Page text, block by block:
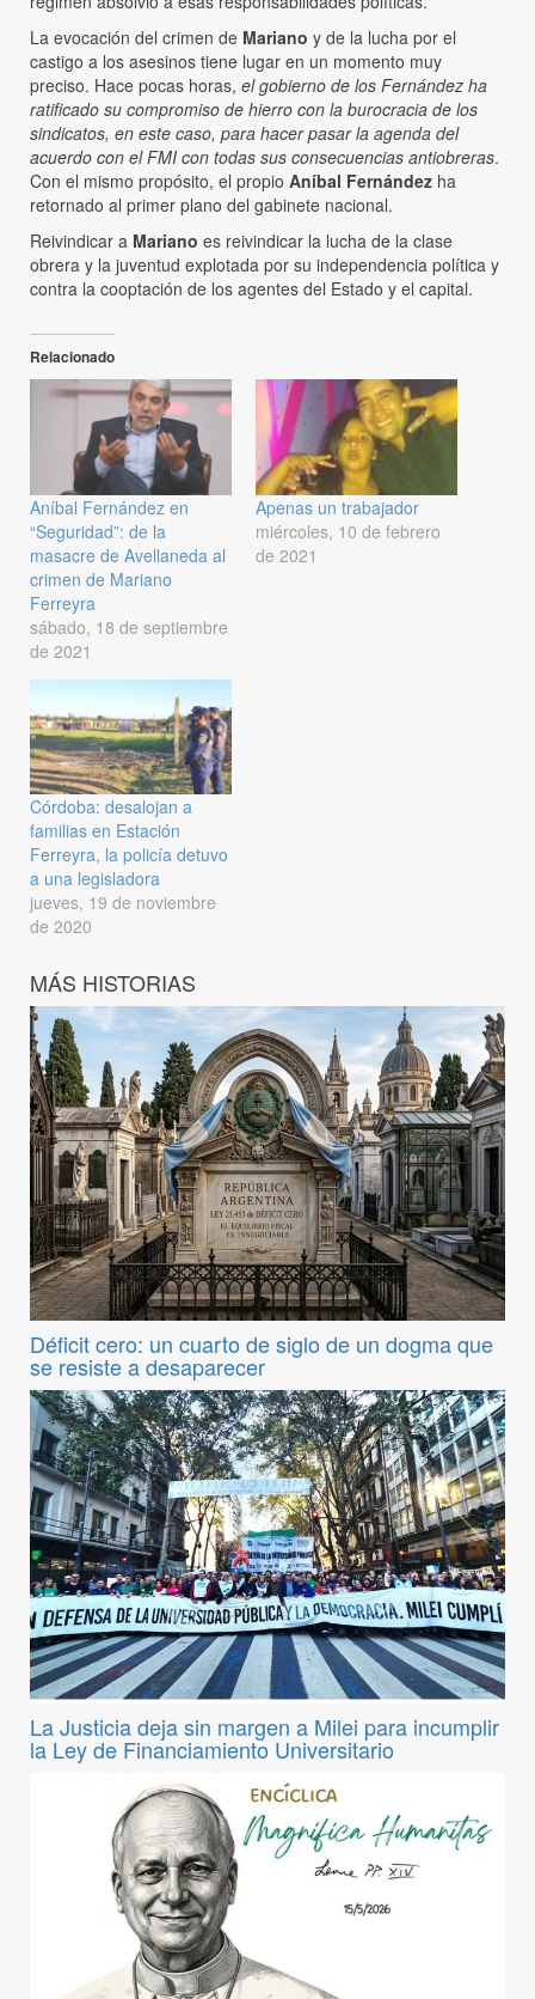
La evocación del crimen de Mariano y de la lucha por el
castigo a los asesinos tiene lugar en un momento muy
preciso. Hace pocas horas, el gobierno de los Fernández ha
ratificado su compromiso de hierro con la burocracia de los
sindicatos, en este caso, para hacer pasar la agenda del
acuerdo con el FMI con todas sus consecuencias antiobreras.
Con el mismo propósito, el propio Aníbal Fernández ha
retornado al primer plano del gabinete nacional.
Reivindicar a Mariano es reivindicar la lucha de la clase
obrera y la juventud explotada por su independencia política y
contra la cooptación de los agentes del Estado y el capital.
Relacionado
Aníbal Fernández en
“Seguridad”: de la
masacre de Avellaneda al
crimen de Mariano
Ferreyra
sábado, 18 de septiembre
de 2021
Apenas un trabajador
miércoles, 10 de febrero
de 2021
Córdoba: desalojan a
familias en Estación
Ferreyra, la policía detuvo
a una legisladora
jueves, 19 de noviembre
de 2020
MÁS HISTORIAS
Déficit cero: un cuarto de siglo de un dogma que
se resiste a desaparecer
La Justicia deja sin margen a Milei para incumplir
la Ley de Financiamiento Universitario